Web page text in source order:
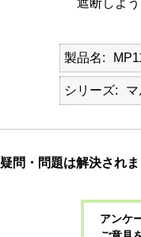
遮断しよう
製品名
シリーズ
疑問・問題は解決され
アンケ